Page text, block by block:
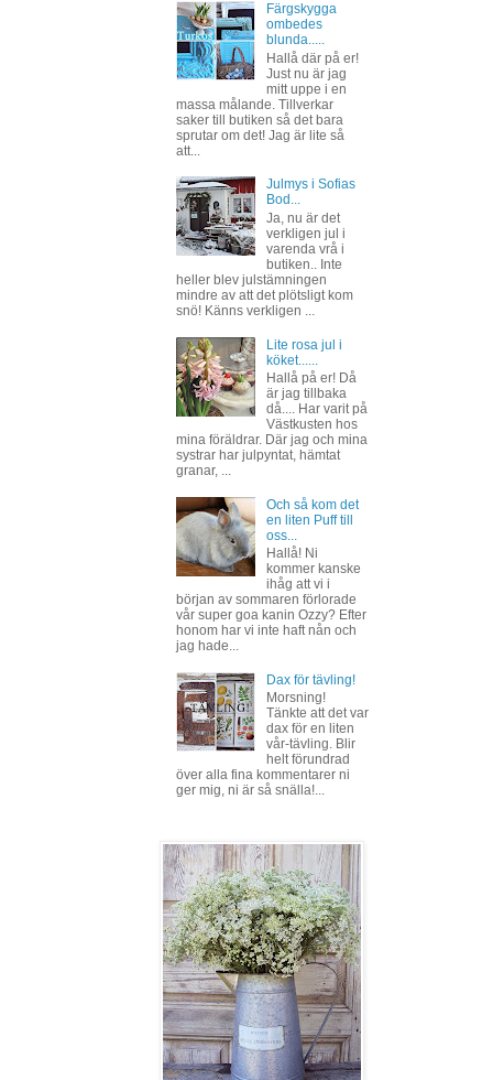
Färgskygga
ombedes
blunda.....
Hallå där på er!
Just nu är jag
mitt uppe i en
massa målande. Tillverkar
saker till butiken så det bara
sprutar om det! Jag är lite så
att...
Julmys i Sofias
Bod...
Ja, nu är det
verkligen jul i
varenda vrå i
butiken.. Inte
heller blev julstämningen
mindre av att det plötsligt kom
snö! Känns verkligen ...
Lite rosa jul i
köket......
Hallå på er! Då
är jag tillbaka
då.... Har varit på
Västkusten hos
mina föräldrar. Där jag och mina
systrar har julpyntat, hämtat
granar, ...
Och så kom det
en liten Puff till
oss...
Hallå! Ni
kommer kanske
ihåg att vi i
början av sommaren förlorade
vår super goa kanin Ozzy? Efter
honom har vi inte haft nån och
jag hade...
Dax för tävling!
Morsning!
Tänkte att det var
dax för en liten
vår-tävling. Blir
helt förundrad
över alla fina kommentarer ni
ger mig, ni är så snälla!...